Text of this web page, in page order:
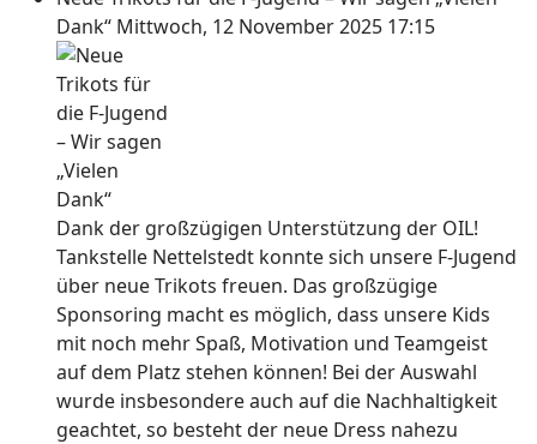
Dank“ Mittwoch, 12 November 2025 17:15
Dank der großzügigen Unterstützung der OIL!
Tankstelle Nettelstedt konnte sich unsere F-Jugend
über neue Trikots freuen. Das großzügige
Sponsoring macht es möglich, dass unsere Kids
mit noch mehr Spaß, Motivation und Teamgeist
auf dem Platz stehen können! Bei der Auswahl
wurde insbesondere auch auf die Nachhaltigkeit
geachtet, so besteht der neue Dress nahezu